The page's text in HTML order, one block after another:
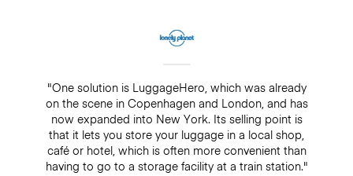
"One solution is LuggageHero, which was already
on the scene in Copenhagen and London, and has
now expanded into New York. Its selling point is
that it lets you store your luggage in a local shop,
café or hotel, which is often more convenient than
having to go to a storage facility at a train station."